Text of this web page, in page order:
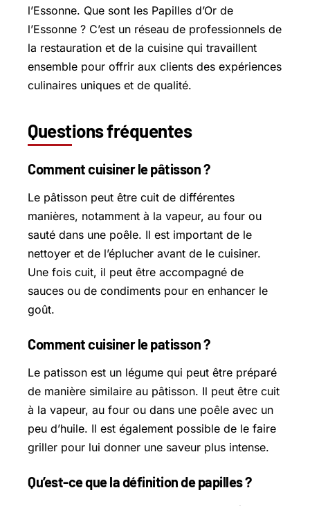
l’Essonne. Que sont les Papilles d’Or de
l’Essonne ? C’est un réseau de professionnels de
la restauration et de la cuisine qui travaillent
ensemble pour offrir aux clients des expériences
culinaires uniques et de qualité.
Questions fréquentes
Comment cuisiner le pâtisson ?
Le pâtisson peut être cuit de différentes
manières, notamment à la vapeur, au four ou
sauté dans une poêle. Il est important de le
nettoyer et de l’éplucher avant de le cuisiner.
Une fois cuit, il peut être accompagné de
sauces ou de condiments pour en enhancer le
goût.
Comment cuisiner le patisson ?
Le patisson est un légume qui peut être préparé
de manière similaire au pâtisson. Il peut être cuit
à la vapeur, au four ou dans une poêle avec un
peu d’huile. Il est également possible de le faire
griller pour lui donner une saveur plus intense.
Qu’est-ce que la définition de papilles ?